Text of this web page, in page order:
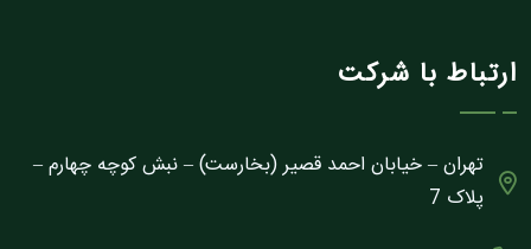
ارتباط با شرکت
تهران – خیابان احمد قصیر (بخارست) – نبش کوچه چهارم –
پلاک 7